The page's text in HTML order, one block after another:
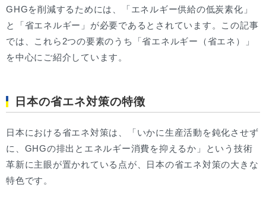
GHGを削減するためには、「エネルギー供給の低炭素化」
と「省エネルギー」が必要であるとされています。この記事
では、これら2つの要素のうち「省エネルギー（省エネ）」
を中心にご紹介しています。
日本の省エネ対策の特徴
日本における省エネ対策は、「いかに生産活動を鈍化させず
に、GHGの排出とエネルギー消費を抑えるか」という技術
革新に主眼が置かれている点が、日本の省エネ対策の大きな
特色です。